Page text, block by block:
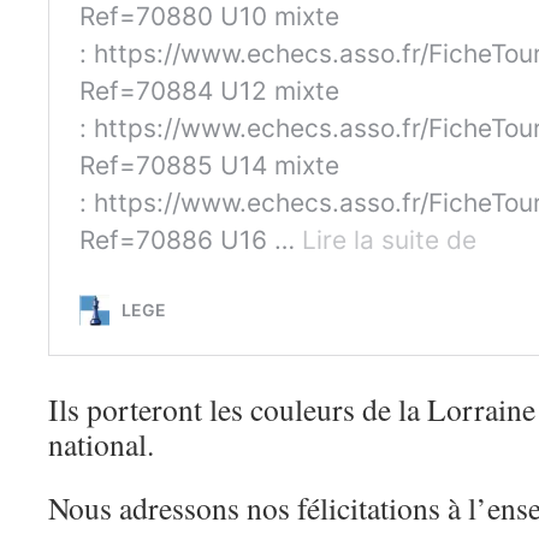
Ils porteront les couleurs de la
national.
Nous adressons nos félicitations à